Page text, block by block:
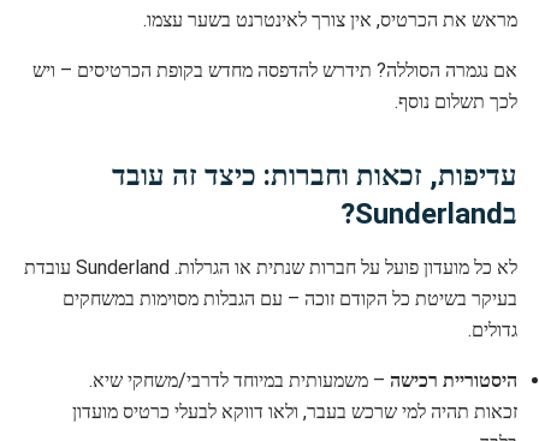
מראש את הכרטיס, אין צורך לאינטרנט בשער עצמו.
אם נגמרה הסוללה? תידרש להדפסה מחדש בקופת הכרטיסים – ויש
לכך תשלום נוסף.
עדיפות, זכאות וחברות: כיצד זה עובד
בSunderland?
לא כל מועדון פועל על חברות שנתית או הגרלות. Sunderland עובדת
בעיקר בשיטת כל הקודם זוכה – עם הגבלות מסוימות במשחקים
גדולים.
היסטוריית רכישה – משמעותית במיוחד לדרבי/משחקי שיא.
זכאות תהיה למי שרכש בעבר, ולאו דווקא לבעלי כרטיס מועדון